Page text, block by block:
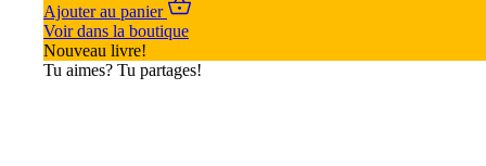
Ajouter au panier
Voir dans la boutique
Nouveau livre!
Tu aimes? Tu partages!